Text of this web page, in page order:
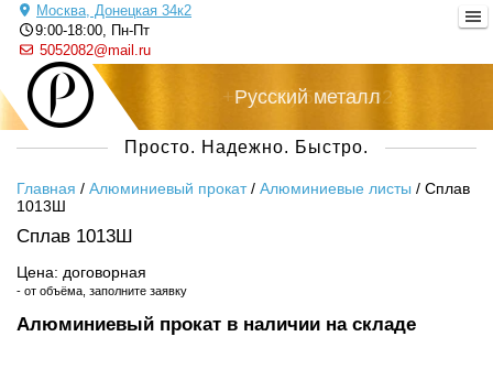
Москва, Донецкая 34к2
9:00-18:00, Пн-Пт
5052082@mail.ru
Русский металл
+7 (495) 505-20-82
Просто. Надежно. Быстро.
Главная / Алюминиевый прокат/ Алюминиевые листы / Сплав
1013Ш
Сплав 1013Ш
Цена: договорная
- от объёма, заполните заявку
Алюминиевый прокат в наличии на складе